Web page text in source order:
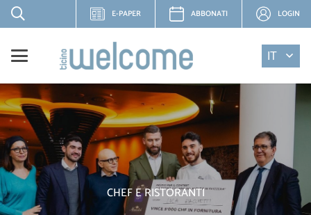
E-PAPER ABBONATI LOGIN
IT
CHEF E RISTORANTI